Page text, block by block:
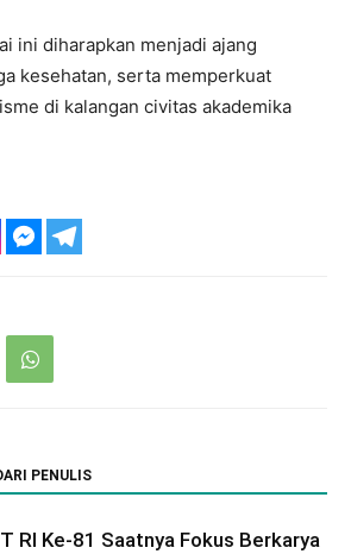
ini diharapkan menjadi ajang
kesehatan, serta memperkuat
di kalangan civitas akademika
PENULIS
RI Ke-81 Saatnya Fokus Berkarya